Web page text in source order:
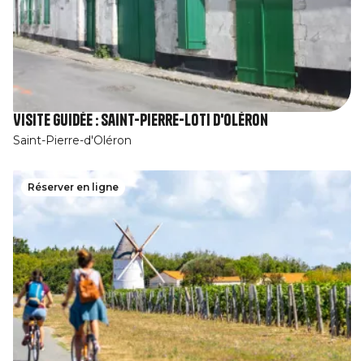
Visite guidée : Saint-Pierre-Loti d'Oléron
Saint-Pierre-d'Oléron
Réserver en ligne